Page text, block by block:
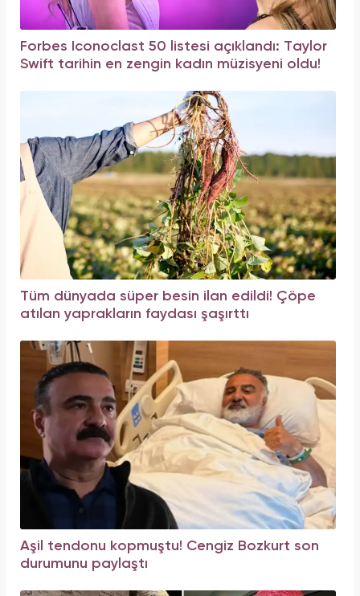
Forbes Iconoclast 50 listesi açıklandı: Taylor
Swift tarihin en zengin kadın müzisyeni oldu!
Tüm dünyada süper besin ilan edildi! Çöpe
atılan yaprakların faydası şaşırttı
Aşil tendonu kopmuştu! Cengiz Bozkurt son
durumunu paylaştı